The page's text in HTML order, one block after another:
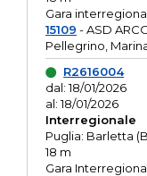
Gara
15109 - ASD
Pellegrino,
R2616004
dal: 18/01/2026
al: 18/01/2026
Interregionale
Puglia: Barletta
18 m
Gara